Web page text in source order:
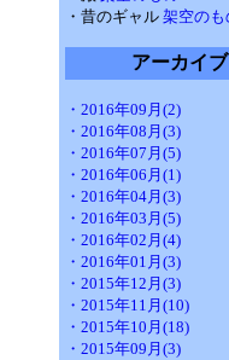
・昔のギャル 架空のも
アーカイブ
・2016年09月(2)
・2016年08月(3)
・2016年07月(5)
・2016年06月(1)
・2016年04月(3)
・2016年03月(5)
・2016年02月(4)
・2016年01月(3)
・2015年12月(3)
・2015年11月(10)
・2015年10月(18)
・2015年09月(3)